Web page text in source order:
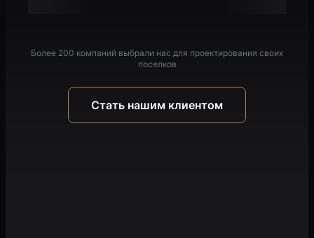
Более 200 компаний выбрали нас для проектирования своих
поселков
Стать нашим клиентом